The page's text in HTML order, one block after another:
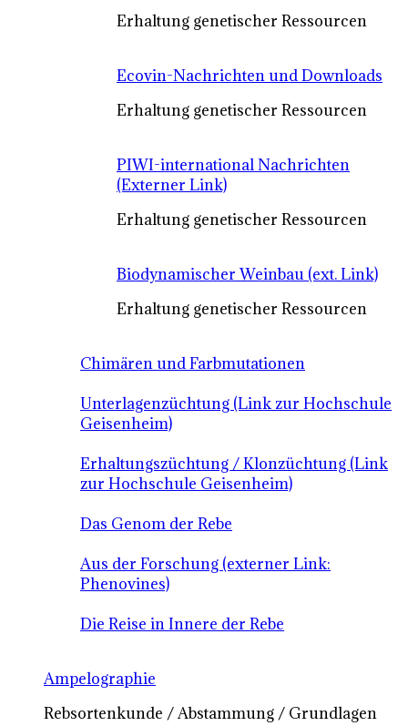
Erhaltung genetischer Ressourcen
Ecovin-Nachrichten und Downloads
Erhaltung genetischer Ressourcen
PIWI-international Nachrichten
(Externer Link)
Erhaltung genetischer Ressourcen
Biodynamischer Weinbau (ext. Link)
Erhaltung genetischer Ressourcen
Chimären und Farbmutationen
Unterlagenzüchtung (Link zur Hochschule
Geisenheim)
Erhaltungszüchtung / Klonzüchtung (Link
zur Hochschule Geisenheim)
Das Genom der Rebe
Aus der Forschung (externer Link:
Phenovines)
Die Reise in Innere der Rebe
Ampelographie
Rebsortenkunde / Abstammung / Grundlagen